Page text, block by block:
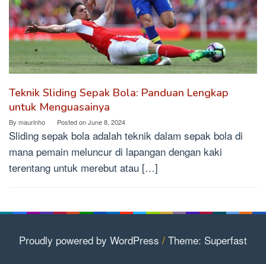
Teknik Sliding Sepak Bola: Panduan Lengkap
untuk Menguasainya
By maurinho Posted onJune 8, 2024
Sliding sepak bola adalah teknik dalam sepak bola di
mana pemain meluncur di lapangan dengan kaki
terentang untuk merebut atau […]
Proudly powered by WordPress / Theme: Superfast